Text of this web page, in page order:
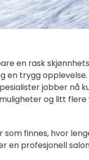
en rask
en trygg opplevelse.
jobber nå
og litt flere
finnes, hvor
en profesjonell